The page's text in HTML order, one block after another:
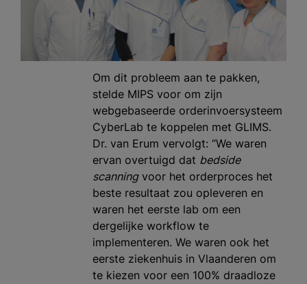
Om dit probleem aan te pakken,
stelde MIPS voor om zijn
webgebaseerde orderinvoersysteem
CyberLab te koppelen met GLIMS.
Dr. van Erum vervolgt: “We waren
ervan overtuigd dat bedside
scanningvoor het orderproces het
beste resultaat zou opleveren en
waren het eerste lab om een
dergelijke workflow te
implementeren. We waren ook het
eerste ziekenhuis in Vlaanderen om
te kiezen voor een 100% draadloze